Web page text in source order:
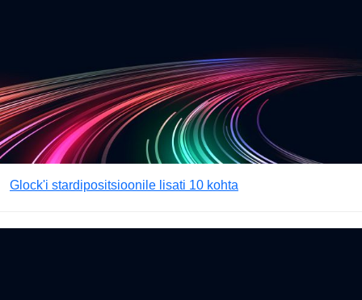
Glock'i stardipositsioonile lisati 10 kohta